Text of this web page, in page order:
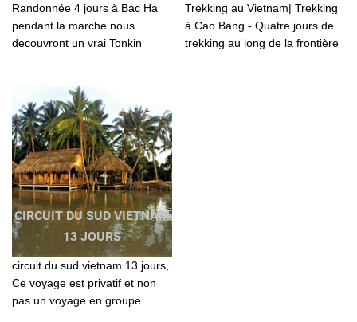
Randonnée 4 jours à Bac Ha
pendant la marche nous
decouvront un vrai Tonkin
la modernisation
Trekking au Vietnam| Trekking
à Cao Bang - Quatre jours de
trekking au long de la frontière
CIRCUIT DU SUD VIETNAM
13 JOURS
circuit du sud vietnam 13 jours,
Ce voyage est privatif et non
pas un voyage en groupe